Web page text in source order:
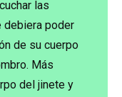
las
debiera poder
de su cuerpo
Más
del jinete y